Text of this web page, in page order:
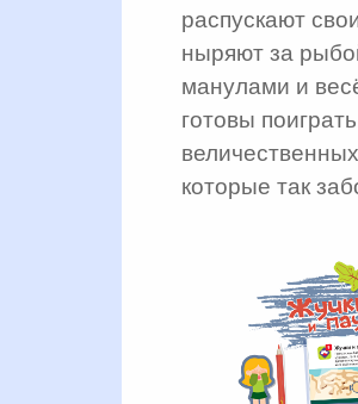
распускают
ныряют за
манулами и
готовы
которые так